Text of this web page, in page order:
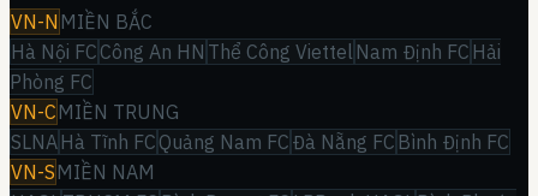
VN-N MIỀN BẮC
Hà Nội FC Công An HN Thể Công Viettel Nam Định FC Hải
Phòng FC
VN-CMIỀN TRUNG
SLNA Hà Tĩnh FC Quảng Nam FC Đà Nẵng FC Bình Định FC
VN-SMIỀN NAM